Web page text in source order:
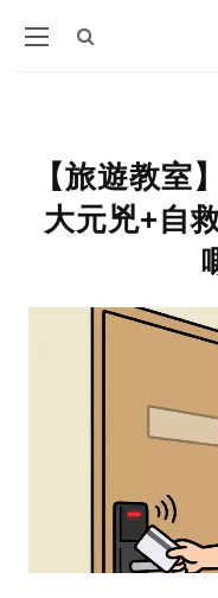
【旅遊教室
大元兇+自